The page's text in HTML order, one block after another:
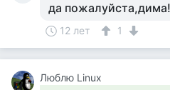
да
12 лет 1
Люблю Linux